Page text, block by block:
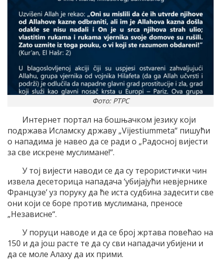
Фото: РТРС
Интернет портал на бошњачком језику који
подржава Исламску државу „Vijestiummeta“ пишући
о нападима је навео да се ради о „Радосној вијести
за све искрене муслимане!“.
У тој вијести наводи се да су терористички чин
извела десеторица нападача ‘убијајући невјернике
Французе’ уз поруку да ће иста судбина задесити све
они који се боре против муслимана, преносе
„Независне“.
У поруци наводе и да се број жртава повећао на
150 и да још расте те да су сви нападачи убијени и
да се моле Алаху да их прими.